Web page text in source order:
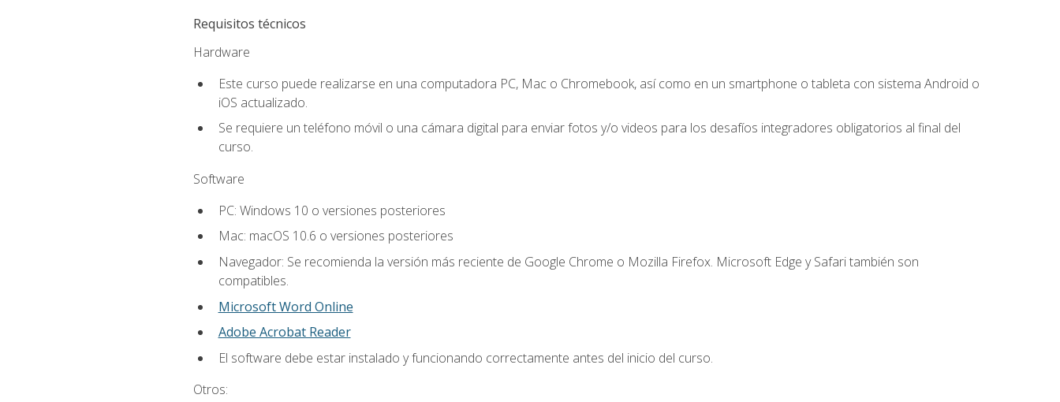
Requisitos técnicos
Hardware
Este curso puede realizarse en una computadora PC, Mac o Chromebook, así como en un smartphone o tableta con sistema Android o
iOS actualizado.
Se requiere un teléfono móvil o una cámara digital para enviar fotos y/o videos para los desafíos integradores obligatorios al final del
curso.
Software
PC: Windows 10 o versiones posteriores
Mac: macOS 10.6 o versiones posteriores
Navegador: Se recomienda la versión más reciente de Google Chrome o Mozilla Firefox. Microsoft Edge y Safari también son
compatibles.
Microsoft Word Online
Adobe Acrobat Reader
El software debe estar instalado y funcionando correctamente antes del inicio del curso.
Otros: